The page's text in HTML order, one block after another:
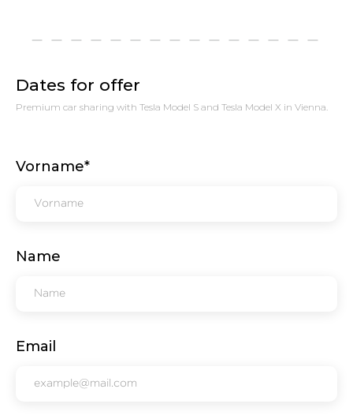
Dates for offer
Premium car sharing with Tesla Model S and Tesla Model X in Vienna.
Vorname*
Name
Email